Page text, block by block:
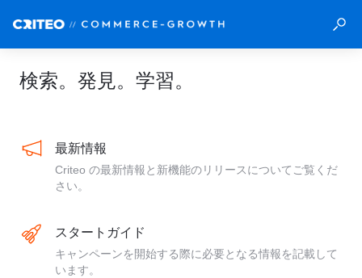
検索。発見。学習。
最新情報
Criteo の最新情報と新機能のリリースについてご覧くだ
さい。
スタートガイド
キャンペーンを開始する際に必要となる情報を記載して
います。